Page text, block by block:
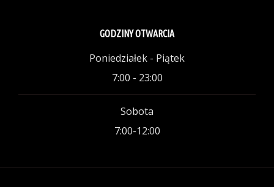
GODZINY OTWARCIA
Poniedziałek - Piątek
7:00 - 23:00
Sobota
7:00-12:00